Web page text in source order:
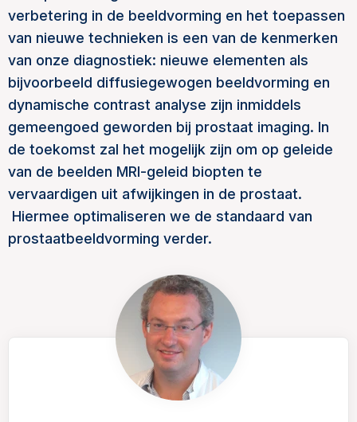
verbetering in de beeldvorming en het toepassen
van nieuwe technieken is een van de kenmerken
van onze diagnostiek: nieuwe elementen als
bijvoorbeeld diffusiegewogen beeldvorming en
dynamische contrast analyse zijn inmiddels
gemeengoed geworden bij prostaat imaging. In
de toekomst zal het mogelijk zijn om op geleide
van de beelden MRI-geleid biopten te
vervaardigen uit afwijkingen in de prostaat.
Hiermee optimaliseren we de standaard van
prostaatbeeldvorming verder.